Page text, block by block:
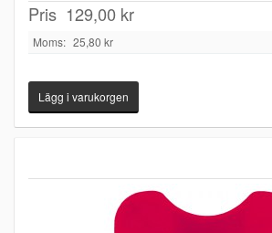
Pris 129,00 kr
Moms: 25,80 kr